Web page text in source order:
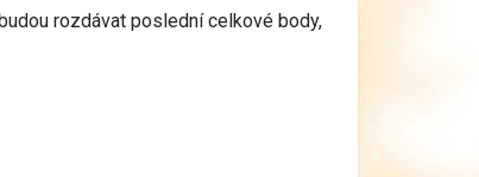
rozdávat poslední celkové body,